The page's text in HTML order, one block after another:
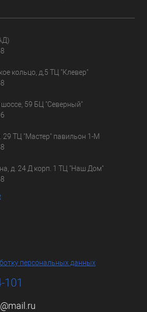
кольцо, д,5 ТЦ "Клевер"
шоссе, 59 БЦ "Северный"
29 ТЦ "Мастер" павильон 1-М
д. 24 Д корп. 1 ТЦ "Наш Дом"
персональных данных
101